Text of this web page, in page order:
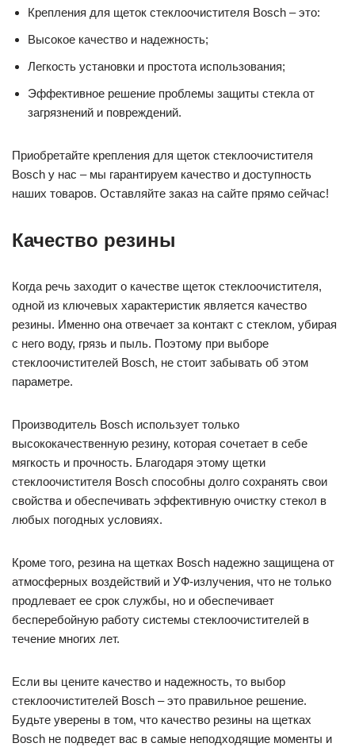
Крепления для щеток стеклоочистителя Bosch – это:
Высокое качество и надежность;
Легкость установки и простота использования;
Эффективное решение проблемы защиты стекла от
загрязнений и повреждений.
Приобретайте крепления для щеток стеклоочистителя
Bosch у нас – мы гарантируем качество и доступность
наших товаров. Оставляйте заказ на сайте прямо сейчас!
Качество резины
Когда речь заходит о качестве щеток стеклоочистителя,
одной из ключевых характеристик является качество
резины. Именно она отвечает за контакт с стеклом, убирая
с него воду, грязь и пыль. Поэтому при выборе
стеклоочистителей Bosch, не стоит забывать об этом
параметре.
Производитель Bosch использует только
высококачественную резину, которая сочетает в себе
мягкость и прочность. Благодаря этому щетки
стеклоочистителя Bosch способны долго сохранять свои
свойства и обеспечивать эффективную очистку стекол в
любых погодных условиях.
Кроме того, резина на щетках Bosch надежно защищена от
атмосферных воздействий и УФ-излучения, что не только
продлевает ее срок службы, но и обеспечивает
бесперебойную работу системы стеклоочистителей в
течение многих лет.
Если вы цените качество и надежность, то выбор
стеклоочистителей Bosch – это правильное решение.
Будьте уверены в том, что качество резины на щетках
Bosch не подведет вас в самые неподходящие моменты и